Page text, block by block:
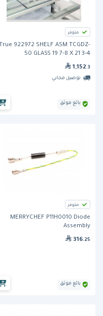
متوفر
True 922972 SHELF ASM TCGDZ-
50 GLASS 19 7-8 X 21 3-4
1,152 .3
توصيل مجاني
بائع موثق
متوفر
MERRYCHEF P11H0010 Diode
Assembly
316.25
بائع موثق